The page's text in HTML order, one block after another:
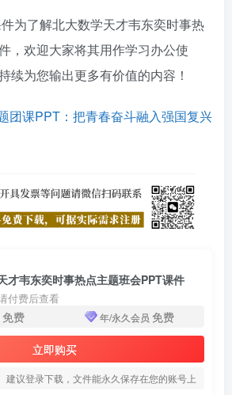
为了解北大数学天才韦东奕时事热
，欢迎大家将其用作学习办公使
续为您输出更多有价值的内容！
团课PPT：把青春奋斗融入强国复兴
才韦东奕时事热点主题班会PPT课件
付费后查看
免费 年/永久会员 免费
立即购买
建议登录下载，文件能永久保存在您的账号上